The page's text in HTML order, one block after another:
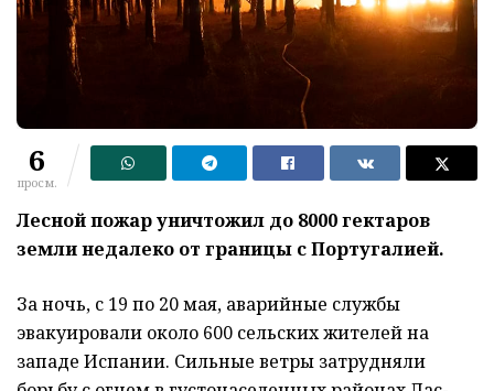
6
просм.
Лесной пожар уничтожил до 8000 гектаров
земли недалеко от границы с Португалией.
За ночь, с 19 по 20 мая, аварийные службы
эвакуировали около 600 сельских жителей на
западе Испании. Сильные ветры затрудняли